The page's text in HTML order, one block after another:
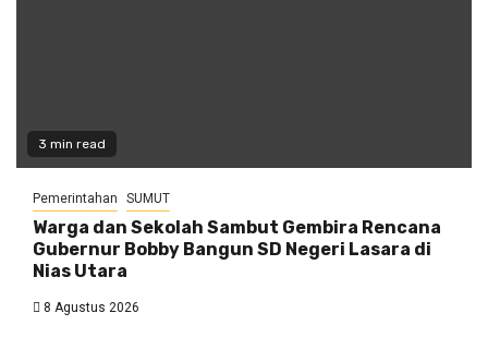
3 min read
Pemerintahan SUMUT
Warga dan Sekolah Sambut Gembira Rencana
Gubernur Bobby Bangun SD Negeri Lasara di
Nias Utara
8 Agustus 2026